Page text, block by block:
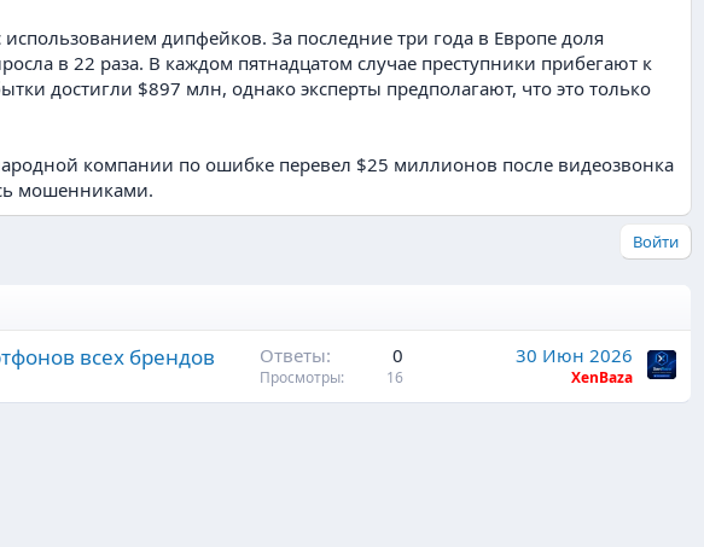
дипфейков. За последние три года в Европе доля
в 22 раза. В каждом пятнадцатом случае преступники прибегают к
достигли $897 млн, однако эксперты предполагают, что это только
компании по ошибке перевел $25 миллионов после видеозвонка
мошенниками.
Войти
всех брендов Ответы 0
Просмотры 16
30 Июн 2026
XenBaza